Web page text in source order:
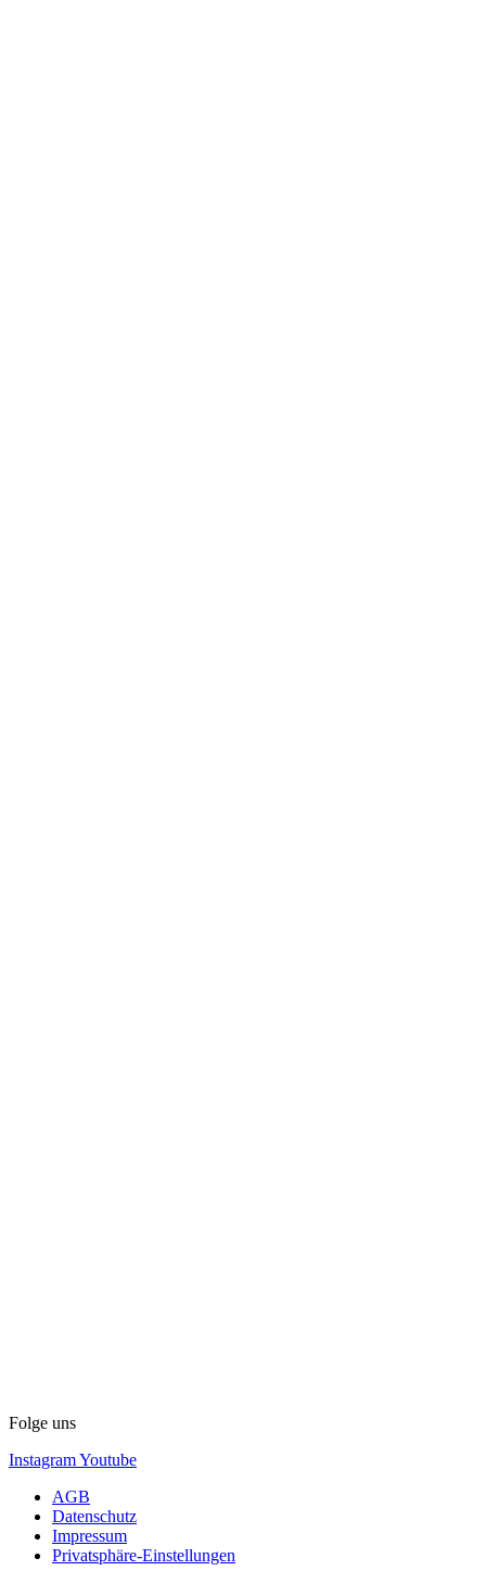
Folge uns
InstagramYoutube
AGB
Datenschutz
Impressum
Privatsphäre-Einstellungen